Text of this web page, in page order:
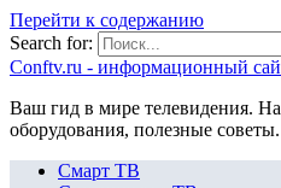
Перейти к содержанию
Search for:
Сonftv.ru - информационный
Ваш гид в мире телевидения.
оборудования, полезные советы.
Смарт ТВ